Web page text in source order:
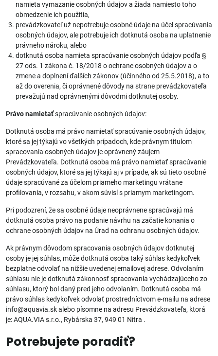
namieta vymazanie osobných údajov a žiada namiesto toho
obmedzenie ich použitia,
prevádzkovateľ už nepotrebuje osobné údaje na účel spracúvania
osobných údajov, ale potrebuje ich dotknutá osoba na uplatnenie
právneho nároku, alebo
dotknutá osoba namieta spracúvanie osobných údajov podľa §
27 ods. 1 zákona č. 18/2018 o ochrane osobných údajov a o
zmene a doplnení ďalších zákonov (účinného od 25.5.2018), a to
až do overenia, či oprávnené dôvody na strane prevádzkovateľa
prevažujú nad oprávnenými dôvodmi dotknutej osoby.
Právo namietaťspracúvanie osobných údajov:
Dotknutá osoba má právo namietať spracúvanie osobných údajov,
ktoré sa jej týkajú vo všetkých prípadoch, kde právnym titulom
spracovania osobných údajov je oprávnený záujem
Prevádzkovateľa. Dotknutá osoba má právo namietať spracúvanie
osobných údajov, ktoré sa jej týkajú aj v prípade, ak sú tieto osobné
údaje spracúvané za účelom priameho marketingu vrátane
profilovania, v rozsahu, v akom súvisí s priamym marketingom.
Pri podozrení, že sa osobné údaje neoprávnene spracúvajú má
dotknutá osoba právo na podanie návrhu na začatie konania o
ochrane osobných údajov na Úrad na ochranu osobných údajov.
Ak právnym dôvodom spracovania osobných údajov dotknutej
osoby je jej súhlas, môže dotknutá osoba taký súhlas kedykoľvek
bezplatne odvolať na nižšie uvedenej emailovej adrese. Odvolaním
súhlasu nie je dotknutá zákonnosť spracovania vychádzajúceho zo
súhlasu, ktorý bol daný pred jeho odvolaním. Dotknutá osoba má
právo súhlas kedykoľvek odvolať prostredníctvom e-mailu na adrese
info@aquavia.sk alebo písomne na adresu Prevádzkovateľa, ktorá
je: AQUA.VIA s.r.o., Rybárska 37, 949 01 Nitra .
Potrebujete poradiť?